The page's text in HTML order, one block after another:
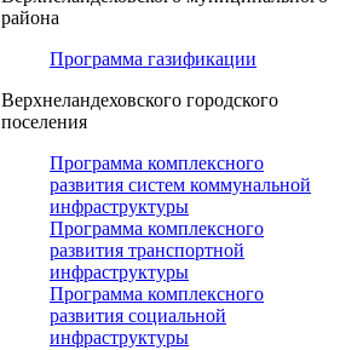
района
Программа газификации
Верхнеландеховского городского
поселения
Программа комплексного
развития систем коммунальной
инфраструктуры
Программа комплексного
развития транспортной
инфраструктуры
Программа комплексного
развития социальной
инфраструктуры